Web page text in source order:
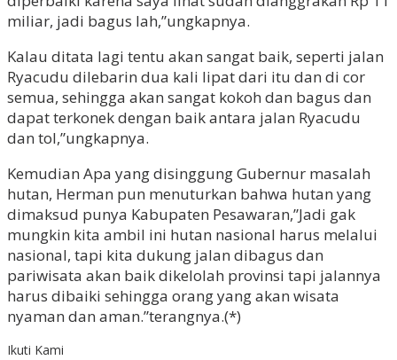
miliar, jadi bagus lah,”ungkapnya.
Kalau ditata lagi tentu akan sangat baik, seperti jalan
Ryacudu dilebarin dua kali lipat dari itu dan di cor
semua, sehingga akan sangat kokoh dan bagus dan
dapat terkonek dengan baik antara jalan Ryacudu
dan tol,”ungkapnya.
Kemudian Apa yang disinggung Gubernur masalah
hutan, Herman pun menuturkan bahwa hutan yang
dimaksud punya Kabupaten Pesawaran,”Jadi gak
mungkin kita ambil ini hutan nasional harus melalui
nasional, tapi kita dukung jalan dibagus dan
pariwisata akan baik dikelolah provinsi tapi jalannya
harus dibaiki sehingga orang yang akan wisata
nyaman dan aman.”terangnya.(*)
Ikuti Kami